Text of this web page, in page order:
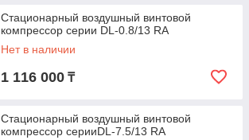
Стационарный воздушный винтовой
компрессор серии DL-0.8/13 RA
Нет в наличии
1 116 000 ₸
Стационарный воздушный винтовой
компрессор серииDL-7.5/13 RA